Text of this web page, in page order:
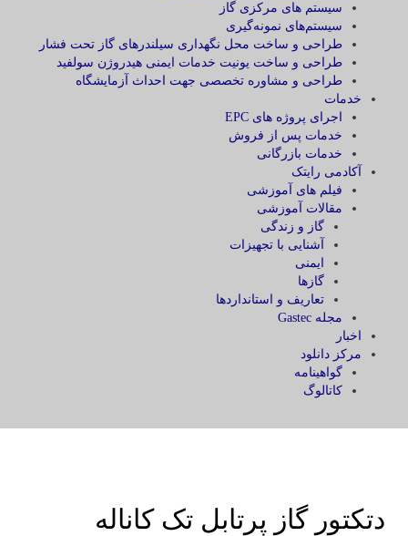
سیستم های مرکزی گاز
سیستم‌های نمونه‌گیری
طراحی و ساخت محل نگهداری سیلندرهای گاز تحت فشار
طراحی و ساخت یونیت خدمات ایمنی هیدروژن سولفید
طراحی و مشاوره تخصصی جهت احداث آزمایشگاه
خدمات
اجرای پروژه های EPC
خدمات پس از فروش
خدمات بازرگانی
آکادمی رایتک
فیلم های آموزشی
مقالات آموزشی
گاز و زندگی
آشنایی با تجهیزات
ایمنی
گازها
تعاریف و استانداردها
مجله Gastec
اخبار
مرکز دانلود
گواهینامه
کاتالوگ
دتکتور گاز پرتابل تک کاناله